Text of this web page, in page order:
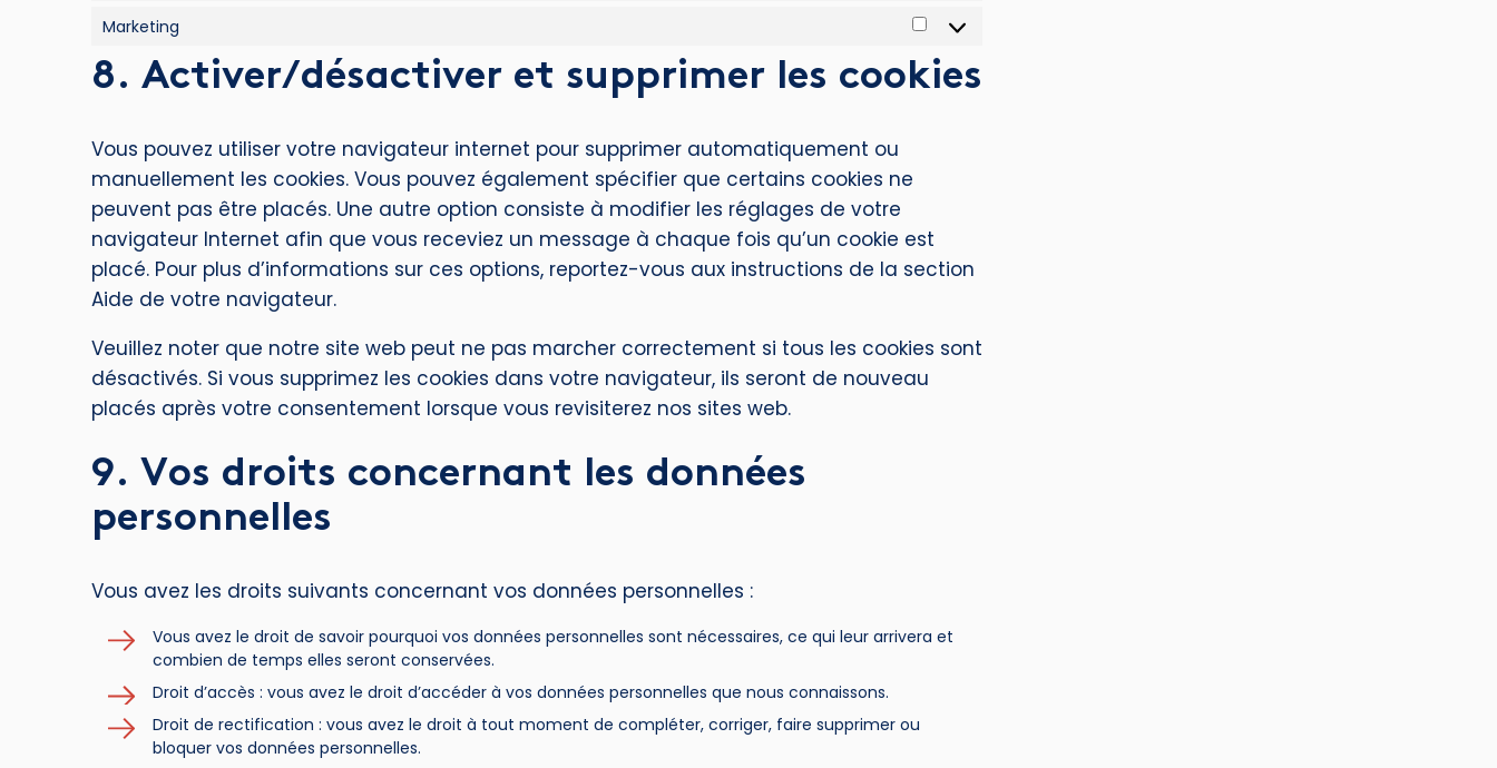
Marketing
8. Activer/désactiver et supprimer les cookies
Vous pouvez utiliser votre navigateur internet pour supprimer automatiquement ou
manuellement les cookies. Vous pouvez également spécifier que certains cookies ne
peuvent pas être placés. Une autre option consiste à modifier les réglages de votre
navigateur Internet afin que vous receviez un message à chaque fois qu’un cookie est
placé. Pour plus d’informations sur ces options, reportez-vous aux instructions de la section
Aide de votre navigateur.
Veuillez noter que notre site web peut ne pas marcher correctement si tous les cookies sont
désactivés. Si vous supprimez les cookies dans votre navigateur, ils seront de nouveau
placés après votre consentement lorsque vous revisiterez nos sites web.
9. Vos droits concernant les données
personnelles
Vous avez les droits suivants concernant vos données personnelles :
Vous avez le droit de savoir pourquoi vos données personnelles sont nécessaires, ce qui leur arrivera et
combien de temps elles seront conservées.
Droit d’accès : vous avez le droit d’accéder à vos données personnelles que nous connaissons.
Droit de rectification : vous avez le droit à tout moment de compléter, corriger, faire supprimer ou
bloquer vos données personnelles.